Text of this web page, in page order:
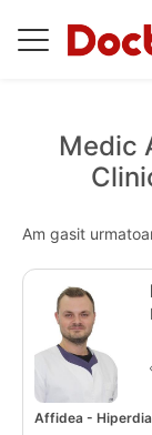
Medic
Am gasit
Affidea -